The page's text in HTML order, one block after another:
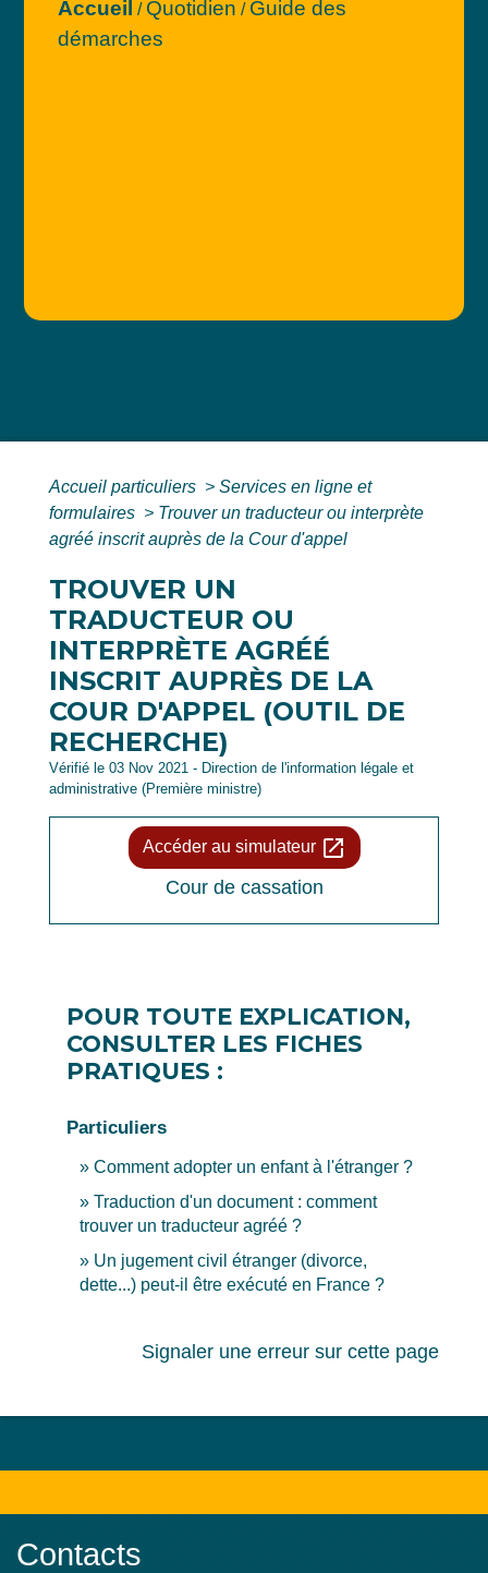
Accueil / Quotidien / Guide des
démarches
Accueil particuliers > Services en ligne et
formulaires > Trouver un traducteur ou interprète
agréé inscrit auprès de la Cour d'appel
TROUVER UN
TRADUCTEUR OU
INTERPRÈTE AGRÉÉ
INSCRIT AUPRÈS DE LA
COUR D'APPEL (OUTIL DE
RECHERCHE)
Vérifié le 03 Nov 2021 - Direction de l'information légale et
administrative (Première ministre)
Accéder au simulateur open_in_new
Cour de cassation
POUR TOUTE EXPLICATION,
CONSULTER LES FICHES
PRATIQUES :
Particuliers
Comment adopter un enfant à l'étranger ?
Traduction d'un document : comment
trouver un traducteur agréé ?
Un jugement civil étranger (divorce,
dette...) peut-il être exécuté en France ?
Signaler une erreur sur cette page
Contacts